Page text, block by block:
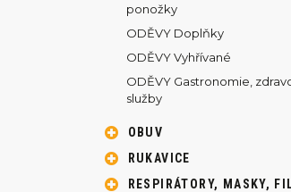
ponožky
ODĚVY Doplňky
ODĚVY Vyhřívané
ODĚVY Gastronomie,
služby
OBUV
RUKAVICE
RESPIRÁTORY, MASKY,